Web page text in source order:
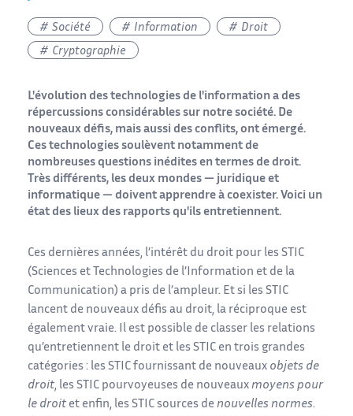
Société Information Droit
Cryptographie
L'évolution des technologies de l'information a des
répercussions considérables sur notre société. De
nouveaux défis, mais aussi des conflits, ont émergé.
Ces technologies soulèvent notamment de
nombreuses questions inédites en termes de droit.
Très différents, les deux mondes — juridique et
informatique — doivent apprendre à coexister. Voici un
état des lieux des rapports qu'ils entretiennent.
Ces dernières années, l’intérêt du droit pour les STIC
(Sciences et Technologies de l’Information et de la
Communication) a pris de l’ampleur. Et si les STIC
lancent de nouveaux défis au droit, la réciproque est
également vraie. Il est possible de classer les relations
qu’entretiennent le droit et les STIC en trois grandes
catégories : les STIC fournissant de nouveaux objets de
droit, les STIC pourvoyeuses de nouveaux moyens pour
le droit et enfin, les STIC sources de nouvelles normes.